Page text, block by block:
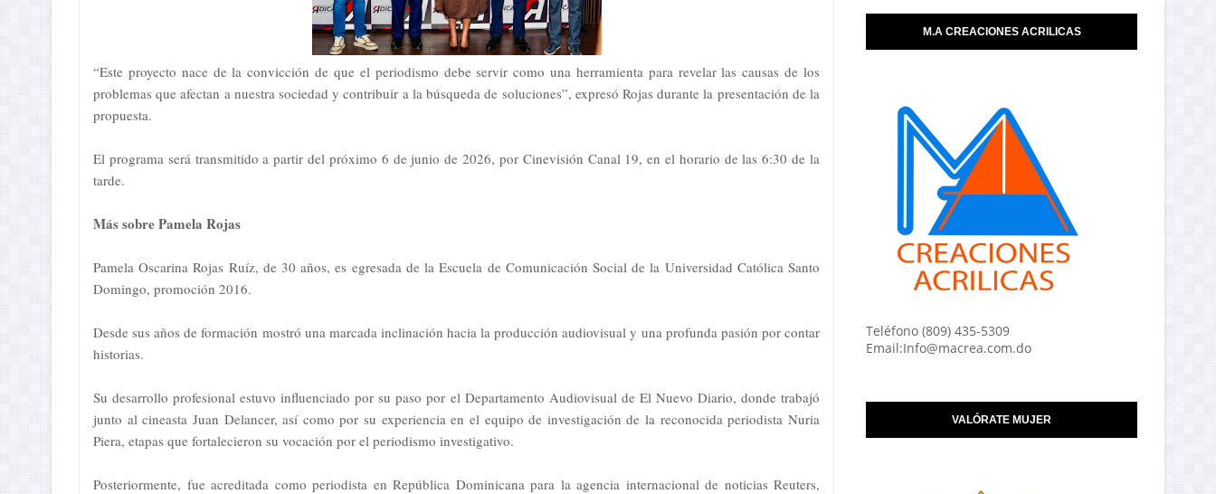
“Este proyecto nace de la convicción de que el periodismo debe servir como una herramienta para revelar las causas de los
problemas que afectan a nuestra sociedad y contribuir a la búsqueda de soluciones”, expresó Rojas durante la presentación de la
propuesta.
El programa será transmitido a partir del próximo 6 de junio de 2026, por Cinevisión Canal 19, en el horario de las 6:30 de la
tarde.
Más sobre Pamela Rojas
Pamela Oscarina Rojas Ruíz, de 30 años, es egresada de la Escuela de Comunicación Social de la Universidad Católica Santo
Domingo, promoción 2016.
Desde sus años de formación mostró una marcada inclinación hacia la producción audiovisual y una profunda pasión por contar
historias.
Su desarrollo profesional estuvo influenciado por su paso por el Departamento Audiovisual de El Nuevo Diario, donde trabajó
junto al cineasta Juan Delancer, así como por su experiencia en el equipo de investigación de la reconocida periodista Nuria
Piera, etapas que fortalecieron su vocación por el periodismo investigativo.
Posteriormente, fue acreditada como periodista en República Dominicana para la agencia internacional de noticias Reuters,
M.A CREACIONES ACRILICAS
Teléfono (809) 435-5309
Email:Info@macrea.com.do
VALÓRATE MUJER